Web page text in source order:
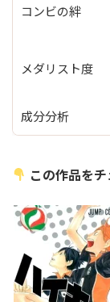
コンビの絆
メダリスト度
成分分析
この作品を